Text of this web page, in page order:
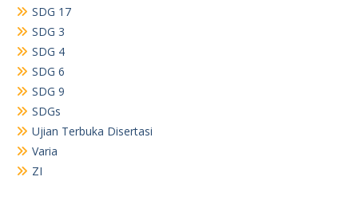
SDG 17
SDG 3
SDG 4
SDG 6
SDG 9
SDGs
Ujian Terbuka Disertasi
Varia
ZI